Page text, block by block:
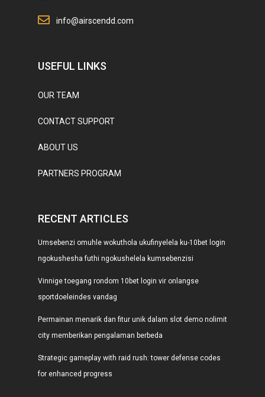
info@airscendd.com
USEFUL LINKS
OUR TEAM
CONTACT SUPPORT
ABOUT US
PARTNERS PROGRAM
RECENT ARTICLES
Umsebenzi omuhle wokuthola ukufinyelela ku-10bet login
ngokushesha futhi ngokushelela kumsebenzisi
Vinnige toegang rondom 10bet login vir onlangse
sportdoeleindes vandag
Permainan menarik dan fitur unik dalam slot demo nolimit
city memberikan pengalaman berbeda
Strategic gameplay with raid rush: tower defense codes
for enhanced progress